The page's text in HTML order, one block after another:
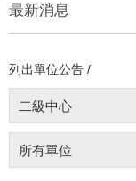
最新消息
列出單位公告 /
二級中心
所有單位